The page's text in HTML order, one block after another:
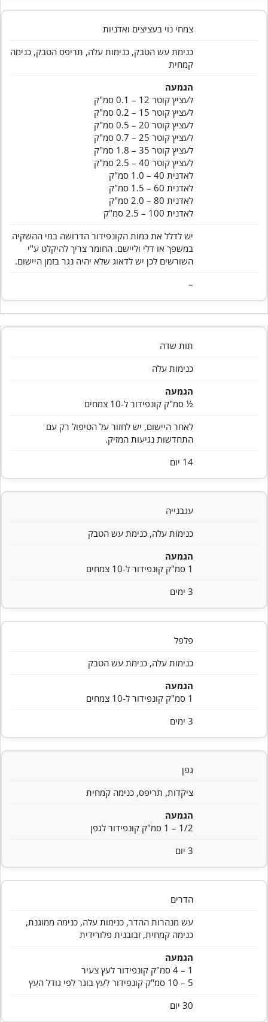
צמחי נוי בעציצים ואדניות
כנימת עש הטבק, כנימות עלה, תריפס הטבק, כנימה
קמחית
הגמעה
לעציץ קוטר 12 – 0.1 סמ"ק
לעציץ קוטר 15 – 0.2 סמ"ק
לעציץ קוטר 20 – 0.5 סמ"ק
לעציץ קוטר 25 – 0.7 סמ"ק
לעציץ קוטר 35 – 1.8 סמ"ק
לעציץ קוטר 40 – 2.5 סמ"ק
לאדנית 40 – 1.0 סמ"ק
לאדנית 60 – 1.5 סמ"ק
לאדנית 80 – 2.0 סמ"ק
לאדנית 100 – 2.5 סמ"ק
יש לדלל את כמות הקונפידור הדרושה במי ההשקיה
במשפך או דלי וליישם. החומר צריך להיקלט ע"י
השורשים לכן יש לדאוג שלא יהיה נגר בזמן היישום.
–
תות שדה
כנימות עלה
הגמעה
½ סמ"ק קונפידור ל-10 צמחים
לאחר היישום, יש לחזור על הטיפול רק עם
התחדשות נגיעות המזיק.
14 יום
עגבנייה
כנימות עלה, כנימת עש הטבק
הגמעה
1 סמ"ק קונפידור ל-10 צמחים
3 ימים
פלפל
כנימות עלה, כנימת עש הטבק
הגמעה
1 סמ"ק קונפידור ל-10 צמחים
3 ימים
גפן
ציקדות, תריפס, כנימה קמחית
הגמעה
1/2 – 1 סמ"ק קונפידור לגפן
3 יום
הדרים
עש מנהרות ההדר, כנימות עלה, כנימה ממוגנת,
כנימה קמחית, זבובנית פלורידית
הגמעה
1 – 4 סמ"ק קונפידור לעץ צעיר
5 – 10 סמ"ק קונפידור לעץ בוגר לפי גודל העץ
30 יום